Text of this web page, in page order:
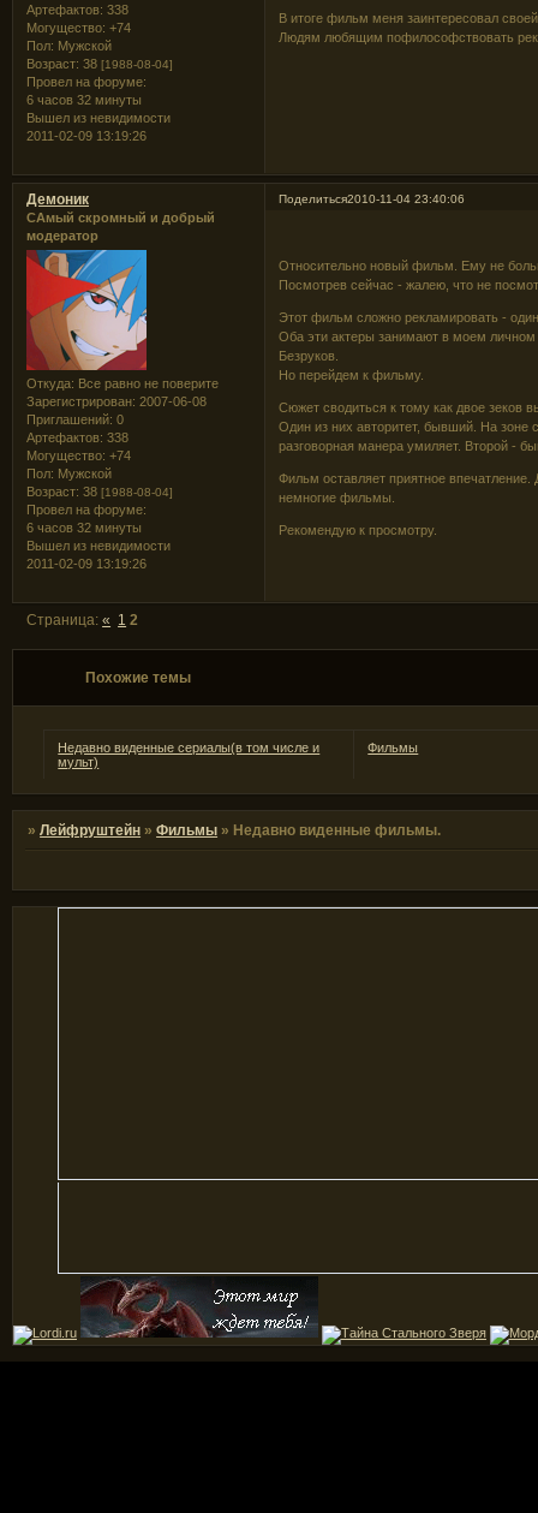
Артефактов: 338
Могущество: +74
Пол: Мужской
Возраст: 38 [1988-08-04]
Провел на форуме:
6 часов 32 минуты
Вышел из невидимости
2011-02-09 13:19:26
В итоге фильм меня заинтересовал
Людям любящим пофилософствовать
Поделиться2010-11-04 23:40:06
Демоник
САмый скромный и добрый
модератор
Откуда: Все равно не поверите
Зарегистрирован: 2007-06-08
Приглашений: 0
Артефактов: 338
Могущество: +74
Пол: Мужской
Возраст: 38 [1988-08-04]
Провел на форуме:
6 часов 32 минуты
Вышел из невидимости
2011-02-09 13:19:26
Относительно новый фильм. Ему не
Посмотрев сейчас - жалею, что не
Этот фильм сложно рекламировать -
Оба эти актеры занимают в моем личном
Безруков.
Но перейдем к фильму.
Сюжет сводиться к тому как двое зеков
Один из них авторитет, бывший. На зоне
разговорная манера умиляет. Второй -
Фильм оставляет приятное
немногие фильмы.
Рекомендую к просмотру.
Страница:« 1 2
Похожие темы
Недавно виденные сериалы(в том числе и
мульт)
Фильмы
»Лейфруштейн »Фильмы » Недавно виденные фильмы.